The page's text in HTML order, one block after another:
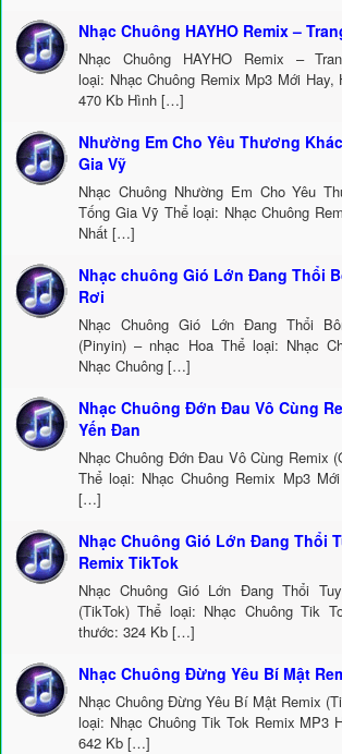
Nhạc Chuông HAYHO Remix –
Nhạc Chuông HAYHO Remix –
loại: Nhạc Chuông Remix Mp3 Mới
470 Kb Hình […]
Nhường Em Cho Yêu Thương
Gia Vỹ
Nhạc Chuông Nhường Em Cho Yêu
Tống Gia Vỹ Thể loại: Nhạc Chuông
Nhất […]
Nhạc chuông Gió Lớn Đang Thổi
Rơi
Nhạc Chuông Gió Lớn Đang Thổi
(Pinyin) – nhạc Hoa Thể loại: Nhạc
Nhạc Chuông […]
Nhạc Chuông Đớn Đau Vô Cùng
Yến Đan
Nhạc Chuông Đớn Đau Vô Cùng Remix
Thể loại: Nhạc Chuông Remix Mp3
[…]
Nhạc Chuông Gió Lớn Đang Thổi
Remix TikTok
Nhạc Chuông Gió Lớn Đang Thổi
(TikTok) Thể loại: Nhạc Chuông Tik
thước: 324 Kb […]
Nhạc Chuông Đừng Yêu Bí Mật
Nhạc Chuông Đừng Yêu Bí Mật Remix
loại: Nhạc Chuông Tik Tok Remix MP3
642 Kb […]